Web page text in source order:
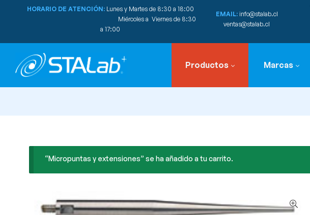
HORARIO DE ATENCIÓN: Lunes y Martes de 8:30 a 18:00
Miércoles a Viernes de 8:30
a 17:00
EMAIL: info@stalab.cl
ventas@stalab.cl
Productos Marcas
“Micropuntas y extensiones” se ha añadido a tu carrito.